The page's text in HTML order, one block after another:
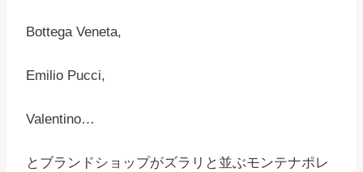
Bottega Veneta,
Emilio Pucci,
Valentino…
とブランドショップがズラリと並ぶモンテナポレ